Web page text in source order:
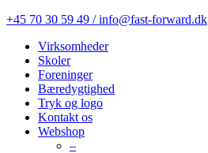
+45 70 30 59 49 / info@fast-forward.dk
Virksomheder
Skoler
Foreninger
Bæredygtighed
Tryk og logo
Kontakt os
Webshop
–